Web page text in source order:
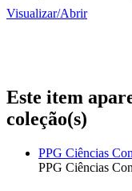
Visualizar/Abrir
Este item
coleção(s)
PPG Ciências
PPG Ciências